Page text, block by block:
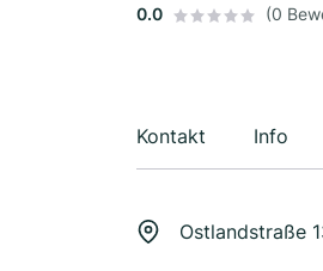
0.0
(0
Kontakt Info
Ostlandstraße